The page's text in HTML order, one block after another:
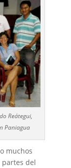
Reátegui,
Paniagua
muchos
partes del